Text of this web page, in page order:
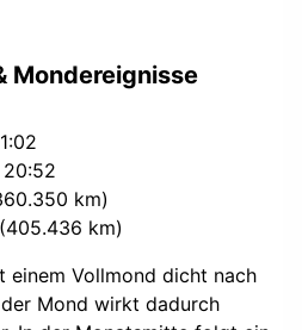
Mondereignisse
20:52
km)
km)
einem Vollmond dicht nach
Mond wirkt dadurch